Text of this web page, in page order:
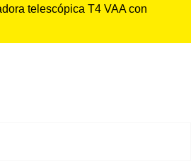
telescópica T4 VAA con